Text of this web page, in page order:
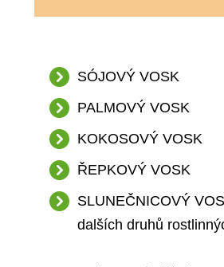
SÓJOVÝ VOSK
PALMOVÝ VOSK
KOKOSOVÝ VOSK
ŘEPKOVÝ VOSK
SLUNEČNICOVÝ
dalších druhů